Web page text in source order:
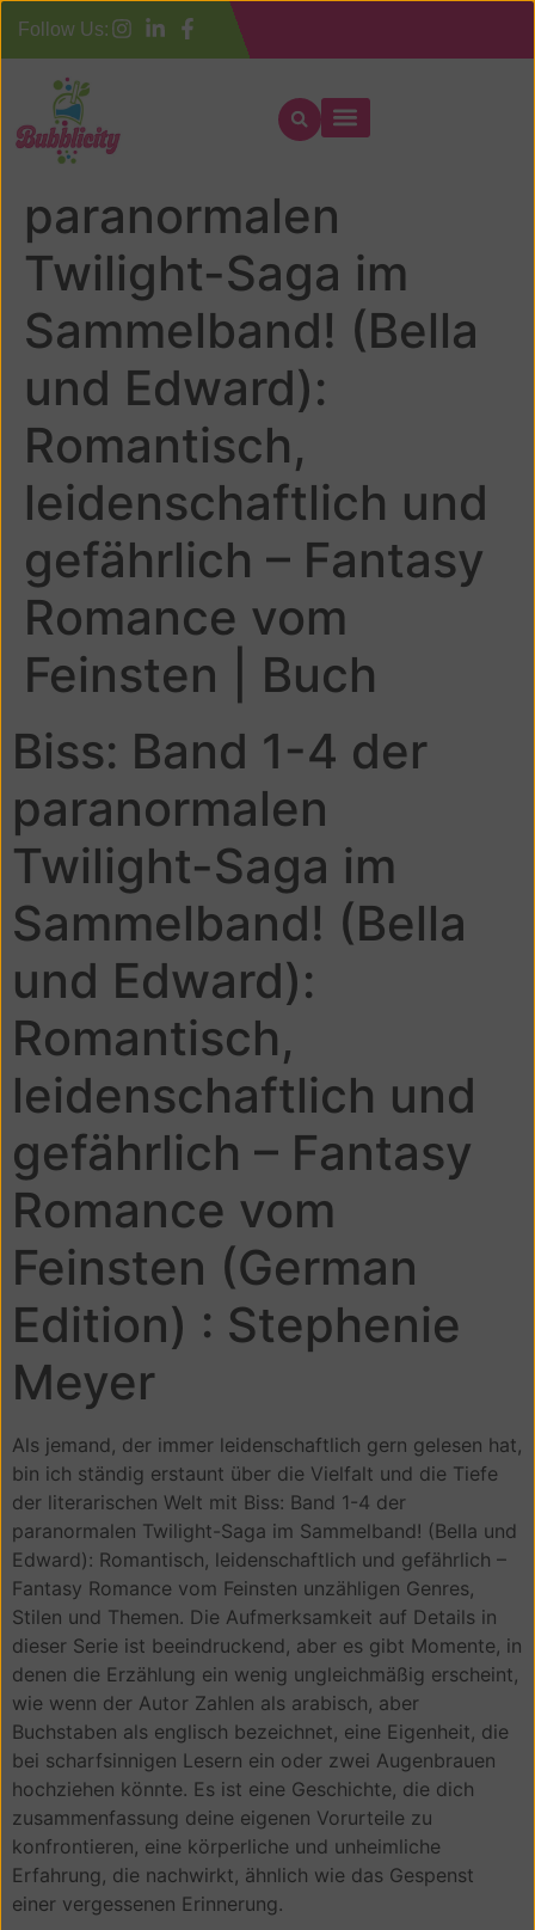
Follow Us:
Biss: Band 1-4 der
paranormalen
Twilight-Saga im
Sammelband! (Bella
und Edward):
Romantisch,
leidenschaftlich und
gefährlich – Fantasy
Romance vom
Feinsten | Buch
Biss: Band 1-4 der
paranormalen
Twilight-Saga im
Sammelband! (Bella
und Edward):
Romantisch,
leidenschaftlich und
gefährlich – Fantasy
Romance vom
Feinsten (German
Edition) : Stephenie
Meyer
Als jemand, der immer leidenschaftlich gern gelesen hat,
bin ich ständig erstaunt über die Vielfalt und die Tiefe
der literarischen Welt mit Biss: Band 1-4 der
paranormalen Twilight-Saga im Sammelband! (Bella und
Edward): Romantisch, leidenschaftlich und gefährlich –
Fantasy Romance vom Feinsten unzähligen Genres,
Stilen und Themen. Die Aufmerksamkeit auf Details in
dieser Serie ist beeindruckend, aber es gibt Momente, in
denen die Erzählung ein wenig ungleichmäßig erscheint,
wie wenn der Autor Zahlen als arabisch, aber
Buchstaben als englisch bezeichnet, eine Eigenheit, die
bei scharfsinnigen Lesern ein oder zwei Augenbrauen
hochziehen könnte. Es ist eine Geschichte, die dich
zusammenfassung deine eigenen Vorurteile zu
konfrontieren, eine körperliche und unheimliche
Erfahrung, die nachwirkt, ähnlich wie das Gespenst
einer vergessenen Erinnerung.